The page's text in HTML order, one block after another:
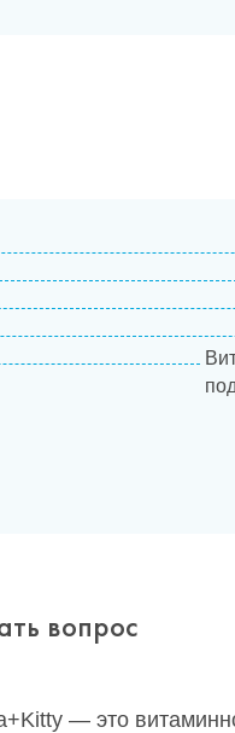
вопрос
— это